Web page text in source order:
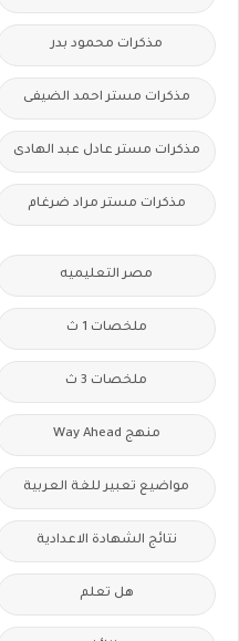
مذكرات محمود بدر
مذكرات مستر احمد الضيفى
مذكرات مستر عادل عبد الهادى
مذكرات مستر مراد ضرغام
مصر التعليميه
ملخصات 1 ث
ملخصات 3 ث
منهج Way Ahead
مواضيع تعبير للغة العربية
نتائج الشهادة الاعدادية
هل تعلم